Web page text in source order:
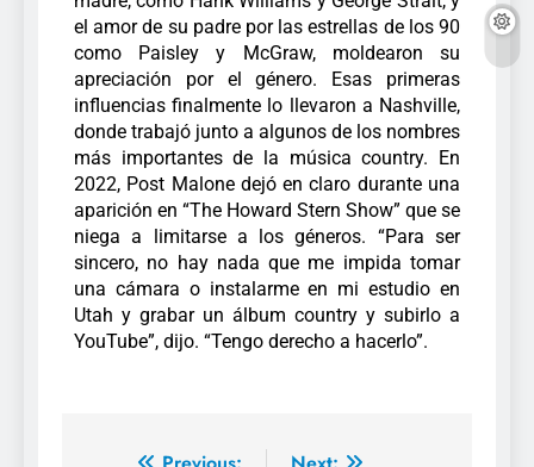
el amor de su padre por las estrellas de los 90
como Paisley y McGraw, moldearon su
apreciación por el género. Esas primeras
influencias finalmente lo llevaron a Nashville,
donde trabajó junto a algunos de los nombres
más importantes de la música country. En
2022, Post Malone dejó en claro durante una
aparición en “The Howard Stern Show” que se
niega a limitarse a los géneros. “Para ser
sincero, no hay nada que me impida tomar
una cámara o instalarme en mi estudio en
Utah y grabar un álbum country y subirlo a
YouTube”, dijo. “Tengo derecho a hacerlo”.